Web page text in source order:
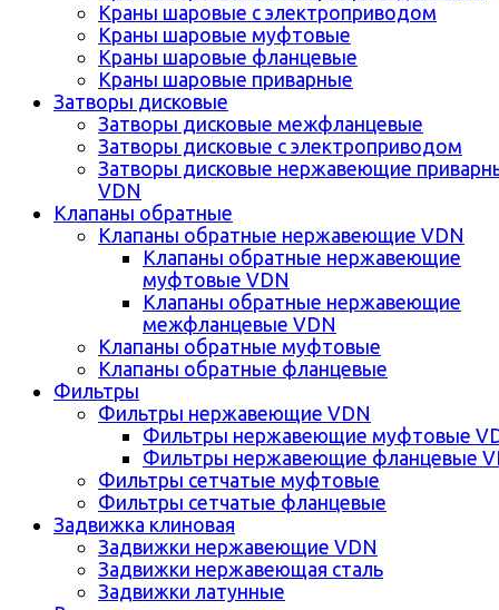
Краны шаровые с электроприводом
Краны шаровые муфтовые
Краны шаровые фланцевые
Краны шаровые приварные
Затворы дисковые
Затворы дисковые межфланцевые
Затворы дисковые с электроприводом
Затворы дисковые нержавеющие
VDN
Клапаны обратные
Клапаны обратные нержавеющие VDN
Клапаны обратные нержавеющие
муфтовые VDN
Клапаны обратные нержавеющие
межфланцевые VDN
Клапаны обратные муфтовые
Клапаны обратные фланцевые
Фильтры
Фильтры нержавеющие VDN
Фильтры нержавеющие муфтовые
Фильтры нержавеющие фланцевые
Фильтры сетчатые муфтовые
Фильтры сетчатые фланцевые
Задвижка клиновая
Задвижки нержавеющие VDN
Задвижки нержавеющая сталь
Задвижки латунные